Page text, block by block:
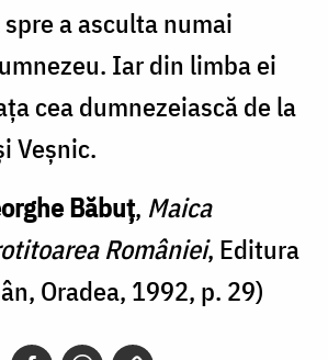
a asculta numai
Iar din limba ei
cea dumnezeiască de la
Veșnic.
Băbuț, Maica
României, Editura
Oradea, 1992, p. 29)